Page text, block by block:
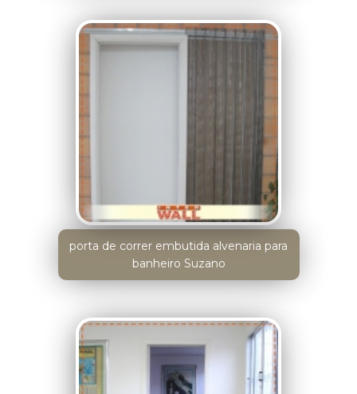
porta de correr embutida alvenaria para
banheiro Suzano